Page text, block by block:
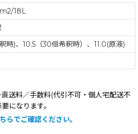
18L
時)、10.5（30倍希釈時）、11.0(原液)
送料／手数料(代引不可・個人宅配送不
になります。
らでご確認ください。